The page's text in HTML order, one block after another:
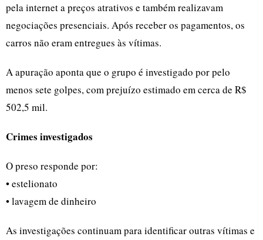
pela internet a preços atrativos e também realizavam
negociações presenciais. Após receber os pagamentos, os
carros não eram entregues às vítimas.
A apuração aponta que o grupo é investigado por pelo
menos sete golpes, com prejuízo estimado em cerca de R$
502,5 mil.
Crimes investigados
O preso responde por:
• estelionato
• lavagem de dinheiro
As investigações continuam para identificar outras vítimas e